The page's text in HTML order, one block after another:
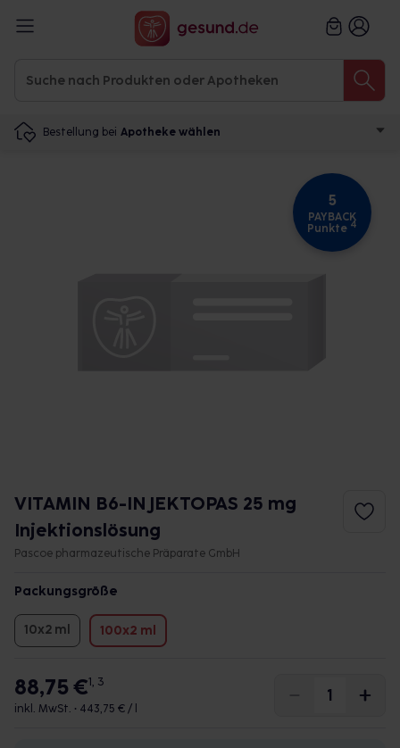
Bestellung bei Apotheke wählen
5
PAYBACK
Punkte 4
VITAMIN B6-INJEKTOPAS 25 mg
Injektionslösung
Pascoe pharmazeutische Präparate GmbH
Packungsgröße
10x2 ml 100x2 ml
88,75 €1, 3
inkl. MwSt. • 443,75 € / l